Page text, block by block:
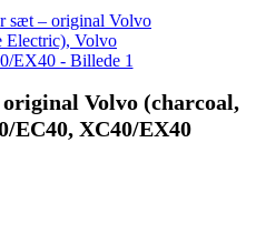
Volvo (charcoal,
EC40, XC40/EX40
(charcoal, Pure Electric),